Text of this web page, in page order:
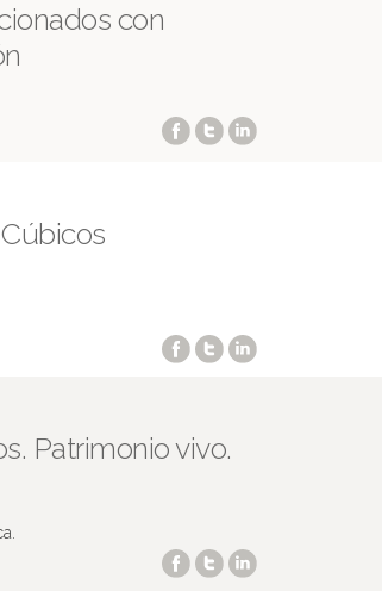
con
Patrimonio vivo.